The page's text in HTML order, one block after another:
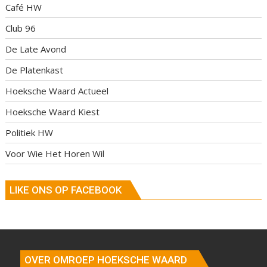
Café HW
Club 96
De Late Avond
De Platenkast
Hoeksche Waard Actueel
Hoeksche Waard Kiest
Politiek HW
Voor Wie Het Horen Wil
LIKE ONS OP FACEBOOK
OVER OMROEP HOEKSCHE WAARD